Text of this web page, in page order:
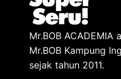
Mr.BOB
Mr.BOB Kampung
sejak tahun 2011.